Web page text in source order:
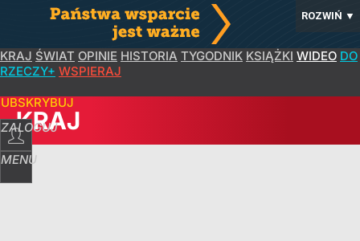
ROZWIŃ ▼
KRAJ ŚWIAT OPINIE HISTORIA TYGODNIK KSIĄŻKI WIDEO DO
RZECZY+ WSPIERAJ
ZALOGUJ
MENU
KRAJ